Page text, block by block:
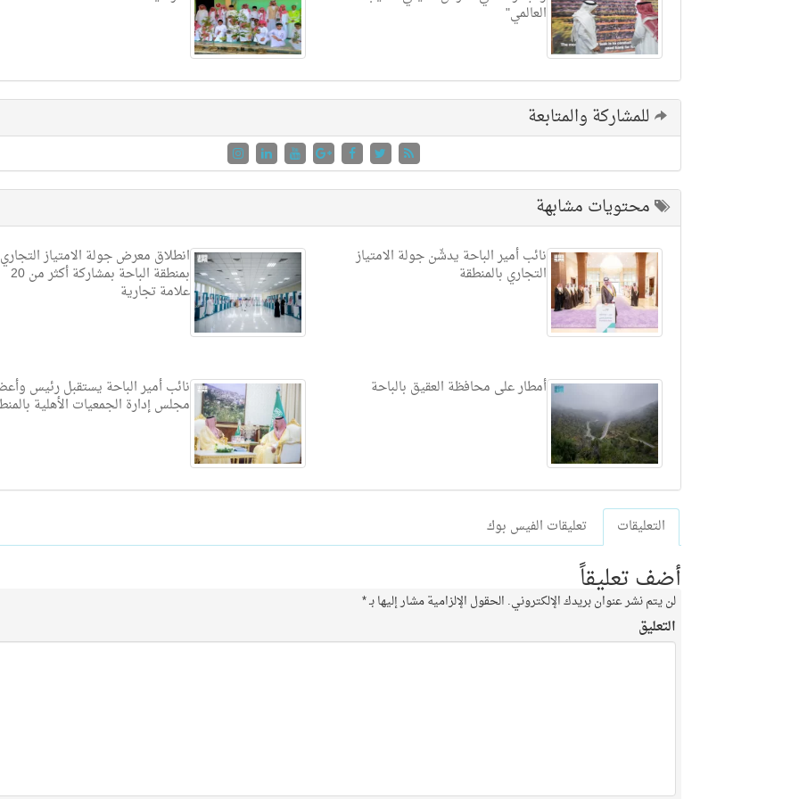
العالمي"
للمشاركة والمتابعة
محتويات مشابهة
انطلاق معرض جولة الامتياز التجاري
بمنطقة الباحة بمشاركة أكثر من 20
علامة تجارية
نائب أمير الباحة يدشّن جولة الامتياز
التجاري بالمنطقة
نائب أمير الباحة يستقبل رئيس
مجلس إدارة الجمعيات الأهلية
أمطار على محافظة العقيق بالباحة
التعليقات تعليقات الفيس بوك
أضف تعليقاً
لن يتم نشر عنوان بريدك الإلكتروني. الحقول الإلزامية مشار إليها بـ*
التعليق